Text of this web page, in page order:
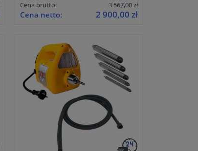
Cena brutto: 3 567,00 zł
Cena netto: 2 900,00 zł